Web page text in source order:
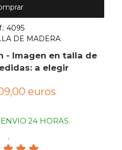
4095
DE MADERA
- Imagen en talla de
a elegir
euros
24 HORAS.
.